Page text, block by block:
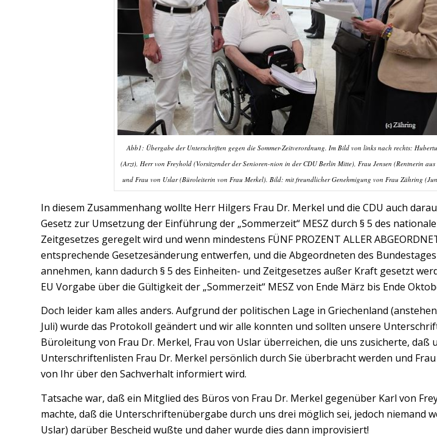
Abb1: Übergabe der Unterschriften gegen die Sommer-Zeitverordnung. Im Bild von links nach rechts:
(Arzt), Herr von Freyhold (Vorsitzender der Senioren-nion in der CDU Berlin Mitte), Frau Jensen (Rentnerin
und Frau von Uslar (Büroleiterin von Frau Merkel). Bild: mit freundlicher Genehmigung von Frau Zähring
In diesem Zusammenhang wollte Herr Hilgers Frau Dr. Merkel und die CDU auch
Gesetz zur Umsetzung der Einführung der „Sommerzeit“ MESZ durch § 5 des
Zeitgesetzes geregelt wird und wenn mindestens FÜNF PROZENT ALLER
entsprechende Gesetzesänderung entwerfen, und die Abgeordneten des
annehmen, kann dadurch § 5 des Einheiten- und Zeitgesetzes außer Kraft gesetzt
EU Vorgabe über die Gültigkeit der „Sommerzeit“ MESZ von Ende März bis Ende
Doch leider kam alles anders. Aufgrund der politischen Lage in Griechenland
Juli) wurde das Protokoll geändert und wir alle konnten und sollten unsere
Büroleitung von Frau Dr. Merkel, Frau von Uslar überreichen, die uns zusicherte, daß
Unterschriftenlisten Frau Dr. Merkel persönlich durch Sie überbracht werden und
von Ihr über den Sachverhalt informiert wird.
Tatsache war, daß ein Mitglied des Büros von Frau Dr. Merkel gegenüber Karl von
machte, daß die Unterschriftenübergabe durch uns drei möglich sei, jedoch niemand
Uslar) darüber Bescheid wußte und daher wurde dies dann improvisiert!